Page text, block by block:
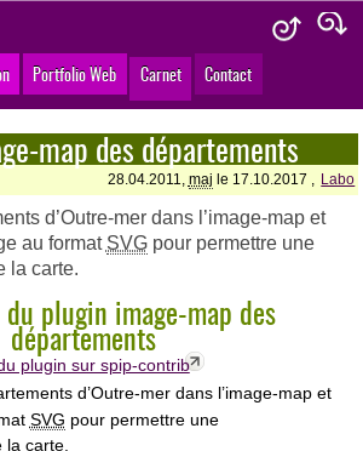
Portfolio Web Carnet Contact
map des départements
28.04.2011, maj le 17.10.2017 , Labo
d’Outre-mer dans l’image-map et
au format SVGpour permettre une
la carte.
plugin image-map des
départements
plugin sur spip-contrib
d’Outre-mer dans l’image-map et
SVG pour permettre une
la carte.